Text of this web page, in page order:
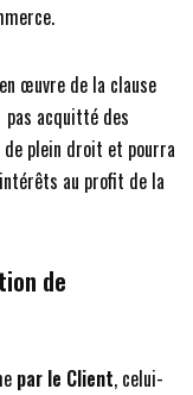
œuvre de la clause
pas acquitté des
plein droit et pourra
au profit de la
de
par le Client, celui-